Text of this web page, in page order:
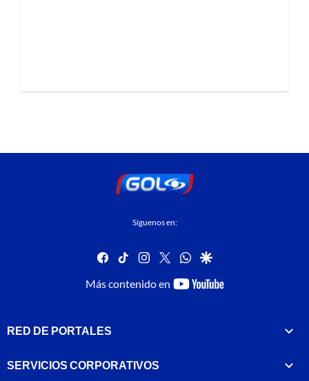
Síguenos en:
facebook
tiktok instagram
twitterwhatsapp
google
Más contenido en
youtube-
RED DE PORTALES
SERVICIOS CORPORATIVOS